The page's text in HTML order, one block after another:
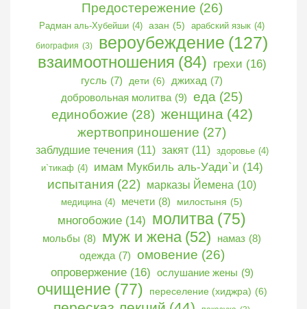
Предостережение (26)
Радман аль-Хубейши (4) азан (5) арабский язык (4)
биография (3) вероубеждение (127)
взаимоотношения (84) грехи (16)
гусль (7) дети (6) джихад (7)
добровольная молитва (9) еда (25)
единобожие (28) женщина (42)
жертвоприношение (27)
заблудшие течения (11) закят (11) здоровье (4)
и`тикаф (4) имам Мукбиль аль-Уади`и (14)
испытания (22) марказы Йемена (10)
медицина (4) мечети (8) милостыня (5)
многобожие (14) молитва (75)
мольбы (8) муж и жена (52) намаз (8)
одежда (7) омовение (26)
опровержение (16) ослушание жены (9)
очищение (77) переселение (хиджра) (6)